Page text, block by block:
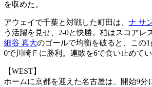
を収めた。
アウェイで千葉と対戦した町田は、 ナ サ
う活躍を見せ、2-0と快勝。柏はスコアレ
細谷 真大のゴールで均衡を破ると、この
0で川崎Ｆに勝利。連敗を6で食い止めてい
【WEST】
ホームに京都を迎えた名古屋は、開始9分